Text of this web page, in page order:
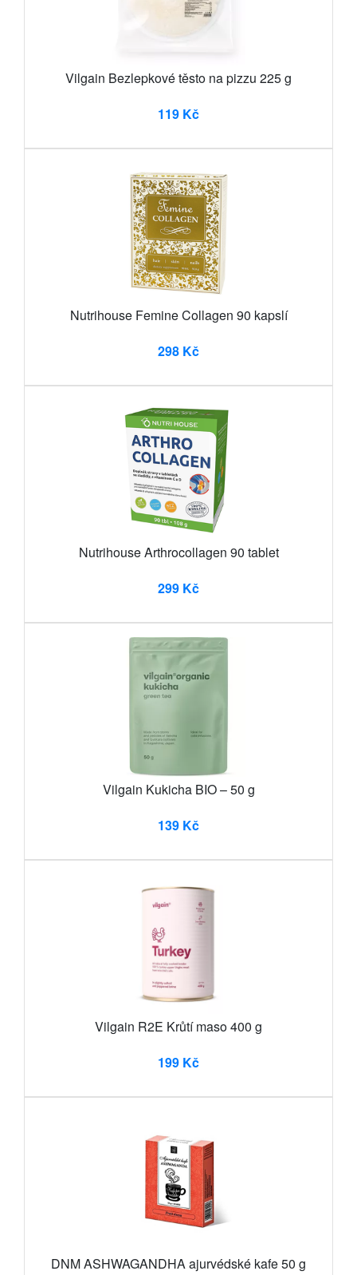
Vilgain Bezlepkové těsto na pizzu 225 g
119 Kč
Nutrihouse Femine Collagen 90 kapslí
298 Kč
Nutrihouse Arthrocollagen 90 tablet
299 Kč
Vilgain Kukicha BIO – 50 g
139 Kč
Vilgain R2E Krůtí maso 400 g
199 Kč
DNM ASHWAGANDHA ajurvédské kafe 50 g